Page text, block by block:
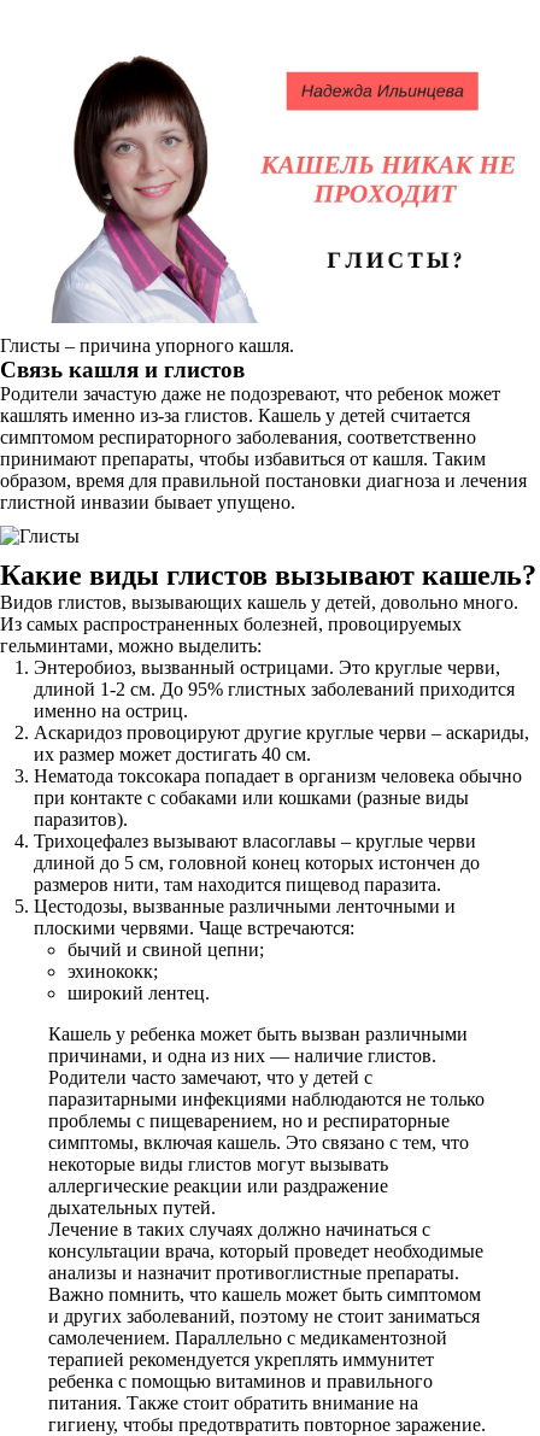
Глисты – причина упорного кашля.
Связь кашля и глистов
Родители зачастую даже не подозревают, что ребенок может
кашлять именно из-за глистов. Кашель у детей считается
симптомом респираторного заболевания, соответственно
принимают препараты, чтобы избавиться от кашля. Таким
образом, время для правильной постановки диагноза и лечения
глистной инвазии бывает упущено.
Какие виды глистов вызывают кашель?
Видов глистов, вызывающих кашель у детей, довольно много.
Из самых распространенных болезней, провоцируемых
гельминтами, можно выделить:
Энтеробиоз, вызванный острицами. Это круглые черви,
длиной 1-2 см. До 95% глистных заболеваний приходится
именно на остриц.
Аскаридоз провоцируют другие круглые черви – аскариды,
их размер может достигать 40 см.
Нематода токсокара попадает в организм человека обычно
при контакте с собаками или кошками (разные виды
паразитов).
Трихоцефалез вызывают власоглавы – круглые черви
длиной до 5 см, головной конец которых истончен до
размеров нити, там находится пищевод паразита.
Цестодозы, вызванные различными ленточными и
плоскими червями. Чаще встречаются:
бычий и свиной цепни;
эхинококк;
широкий лентец.
Кашель у ребенка может быть вызван различными
причинами, и одна из них — наличие глистов.
Родители часто замечают, что у детей с
паразитарными инфекциями наблюдаются не только
проблемы с пищеварением, но и респираторные
симптомы, включая кашель. Это связано с тем, что
некоторые виды глистов могут вызывать
аллергические реакции или раздражение
дыхательных путей.
Лечение в таких случаях должно начинаться с
консультации врача, который проведет необходимые
анализы и назначит противоглистные препараты.
Важно помнить, что кашель может быть симптомом
и других заболеваний, поэтому не стоит заниматься
самолечением. Параллельно с медикаментозной
терапией рекомендуется укреплять иммунитет
ребенка с помощью витаминов и правильного
питания. Также стоит обратить внимание на
гигиену, чтобы предотвратить повторное заражение.